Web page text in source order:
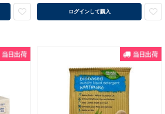
ログインして購入